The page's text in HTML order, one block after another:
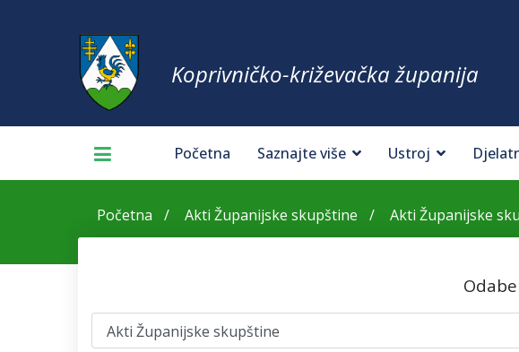
Koprivničko-križevačka županija
Početna Saznajte više Ustroj
Početna Akti Županijske skupštine Akti Županijske